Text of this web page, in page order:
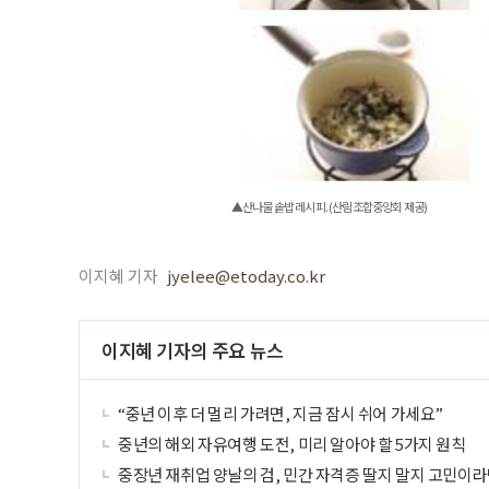
▲산나물 솥밥 레시피. (산림조합중앙회 제공)
이지혜 기자 jyelee@etoday.co.kr
이지혜 기자의 주요 뉴스
“중년 이후 더 멀리 가려면, 지금 잠시 쉬어 가세요”
중년의 해외 자유여행 도전, 미리 알아야 할 5가지 원칙
중장년 재취업 양날의 검, 민간 자격증 딸지 말지 고민이